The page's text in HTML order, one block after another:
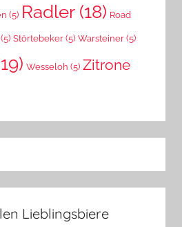
(5) Radler(18) Road
(5) Störtebeker (5) Warsteiner (5)
Wesseloh (5) Zitrone
Lieblingsbiere